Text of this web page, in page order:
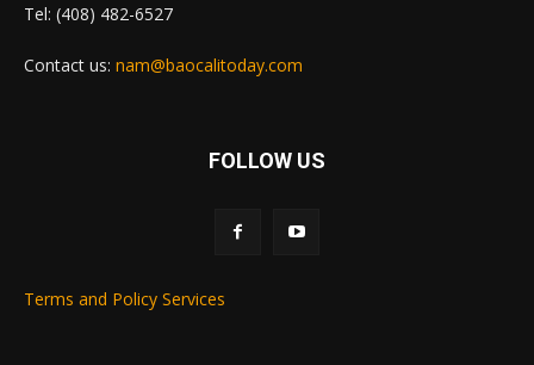
Tel: (408) 482-6527
Contact us: nam@baocalitoday.com
FOLLOW US
Terms and Policy Services